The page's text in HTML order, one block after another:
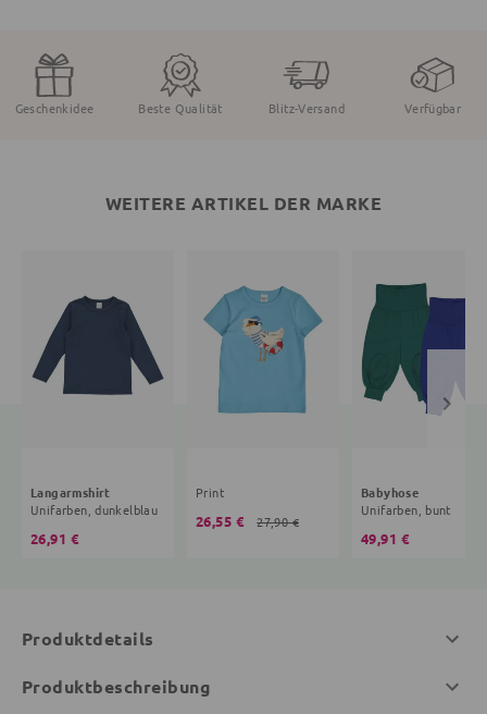
Geschenkidee Beste Qualität Blitz-Versand Verfügbar
WEITERE ARTIKEL DER MARKE
Langarmshirt
Unifarben, dunkelblau
26,91 €
Print
26,55 € 27,90 €
Babyhose
Unifarben, bunt
49,91 €
Produktdetails
Produktbeschreibung